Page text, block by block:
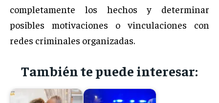
completamente los hechos y determinar
posibles motivaciones o vinculaciones con
redes criminales organizadas.
También te puede interesar: